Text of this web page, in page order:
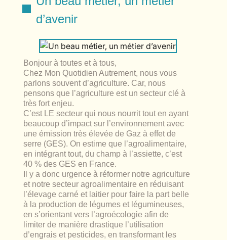
durables
douced’avenir
Bonjour à toutes et à tous,
Chez Mon Quotidien Autrement, nous vous
parlons souvent d’agriculture. Car, nous
pensons que l’agriculture est un secteur clé à
très fort enjeu.
C’est LE secteur qui nous nourrit tout en ayant
beaucoup d’impact sur l’environnement avec
une émission très élevée de Gaz à effet de
serre (GES). On estime que l’agroalimentaire,
en intégrant tout, du champ à l’assiette, c’est
40 % des GES en France.
Il y a donc urgence à réformer notre agriculture
et notre secteur agroalimentaire en réduisant
l’élevage carné et laitier pour faire la part belle
à la production de légumes et légumineuses,
en s’orientant vers l’agroécologie afin de
limiter de manière drastique l’utilisation
d’engrais et pesticides, en transformant les